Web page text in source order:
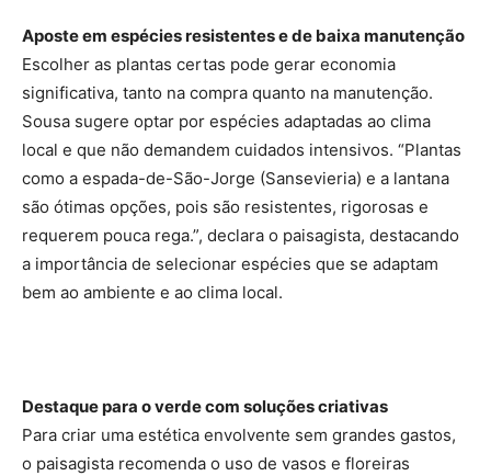
Aposte em espécies resistentes e de baixa manutenção
Escolher as plantas certas pode gerar economia
significativa, tanto na compra quanto na manutenção.
Sousa sugere optar por espécies adaptadas ao clima
local e que não demandem cuidados intensivos. “Plantas
como a espada-de-São-Jorge (Sansevieria) e a lantana
são ótimas opções, pois são resistentes, rigorosas e
requerem pouca rega.”, declara o paisagista, destacando
a importância de selecionar espécies que se adaptam
bem ao ambiente e ao clima local.
Destaque para o verde com soluções criativas
Para criar uma estética envolvente sem grandes gastos,
o paisagista recomenda o uso de vasos e floreiras